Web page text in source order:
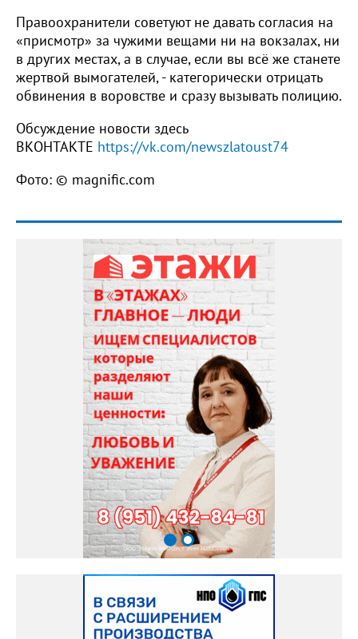
Правоохранители советуют не давать согласия на
«присмотр» за чужими вещами ни на вокзалах, ни
в других местах, а в случае, если вы всё же станете
жертвой вымогателей, - категорически отрицать
обвинения в воровстве и сразу вызывать полицию.
Обсуждение новости здесь
ВКОНТАКТЕ https://vk.com/newszlatoust74
Фото: © magnific.com